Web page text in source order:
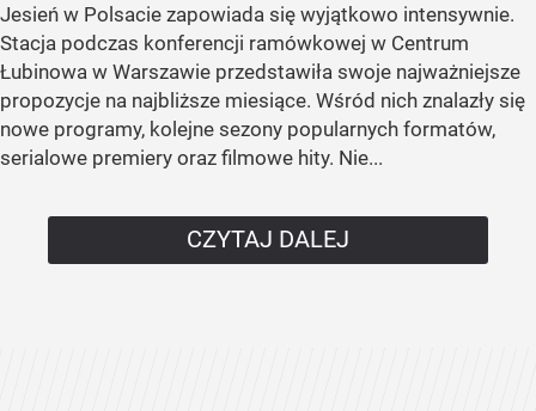
Jesień w Polsacie zapowiada się wyjątkowo intensywnie.
Stacja podczas konferencji ramówkowej w Centrum
Łubinowa w Warszawie przedstawiła swoje najważniejsze
propozycje na najbliższe miesiące. Wśród nich znalazły się
nowe programy, kolejne sezony popularnych formatów,
serialowe premiery oraz filmowe hity. Nie...
CZYTAJ DALEJ